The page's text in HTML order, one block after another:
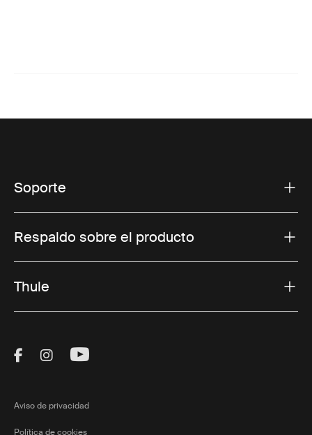
Soporte
Respaldo sobre el producto
Thule
Visit Thule on Facebook (external link)
Visit Thule on Instagram (external link)
Visit Thule on Youtube (external
Aviso de privacidad
Política de cookies